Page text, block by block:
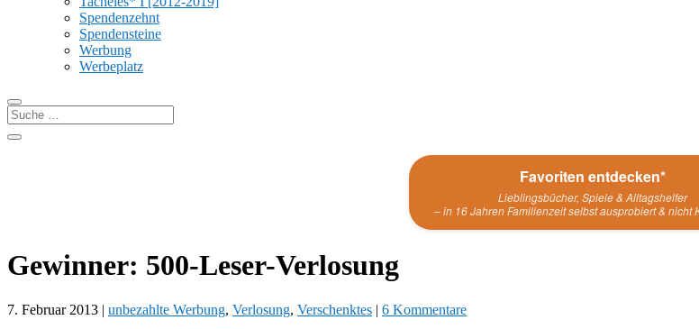
Spendenzehnt
Spendensteine
Werbung
Werbeplatz
Favoriten entdecken*
Lieblingsbücher, Spiele & Alltagshelfer
– in 16 Jahren Familienzeit selbst ausprobiert & nicht
Gewinner: 500-Leser-Verlosung
7. Februar 2013 | unbezahlte Werbung, Verlosung, Verschenktes | 6 Kommentare